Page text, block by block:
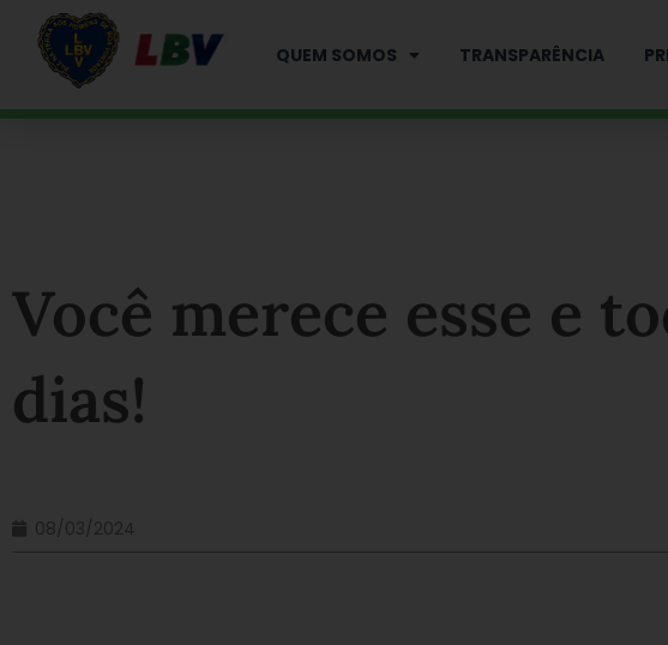
QUEM SOMOS TRANSPARÊNCIA
Você merece esse e
dias!
08/03/2024